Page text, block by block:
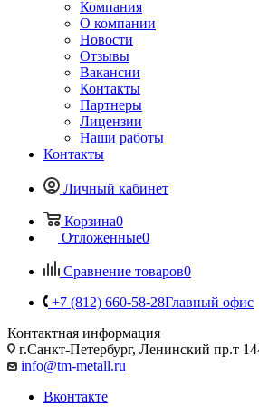
Компания
О компании
Новости
Отзывы
Вакансии
Контакты
Партнеры
Лицензии
Наши работы
Контакты
Личный кабинет
Корзина0
Отложенные0
Сравнение товаров0
+7 (812) 660-58-28Главный офис
Контактная информация
г.Санкт-Петербург, Ленинский пр.т
info@tm-metall.ru
Вконтакте